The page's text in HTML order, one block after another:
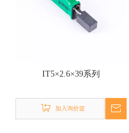
IT5×2.6×39系列
加入询价篮